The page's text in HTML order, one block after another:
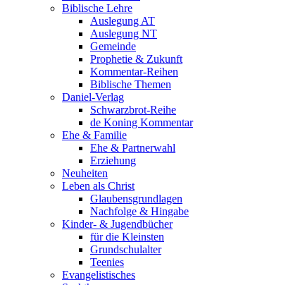
Biblische Lehre
Auslegung AT
Auslegung NT
Gemeinde
Prophetie & Zukunft
Kommentar-Reihen
Biblische Themen
Daniel-Verlag
Schwarzbrot-Reihe
de Koning Kommentar
Ehe & Familie
Ehe & Partnerwahl
Erziehung
Neuheiten
Leben als Christ
Glaubensgrundlagen
Nachfolge & Hingabe
Kinder- & Jugendbücher
für die Kleinsten
Grundschulalter
Teenies
Evangelistisches